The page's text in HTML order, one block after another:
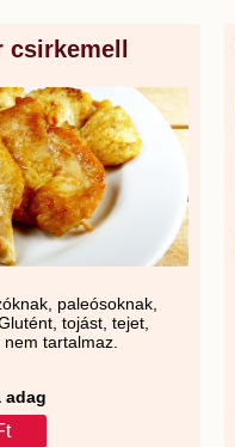
csirkemell
paleósoknak,
tojást, tejet,
tartalmaz.
adag